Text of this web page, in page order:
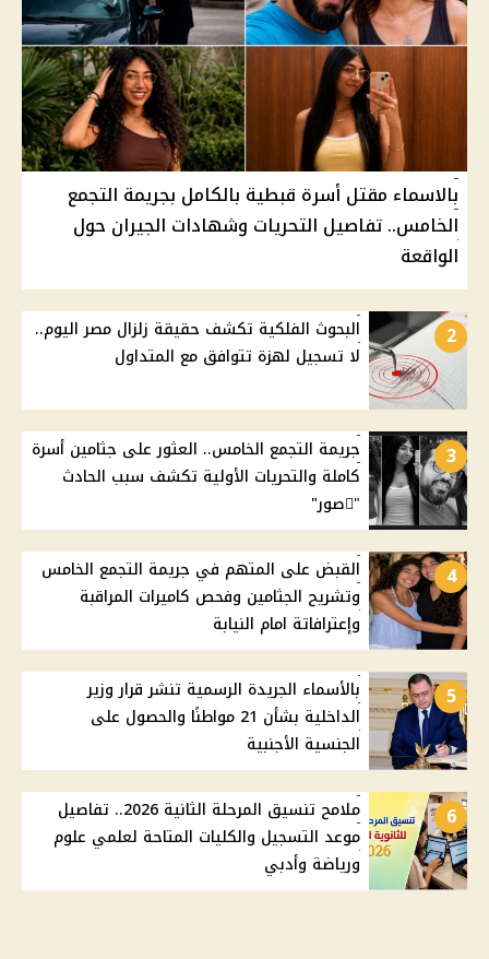
بالاسماء مقتل أسرة قبطية بالكامل بجريمة التجمع
الخامس.. تفاصيل التحريات وشهادات الجيران حول
الواقعة
2
البحوث الفلكية تكشف حقيقة زلزال مصر اليوم..
لا تسجيل لهزة تتوافق مع المتداول
3
جريمة التجمع الخامس.. العثور على جثامين أسرة
كاملة والتحريات الأولية تكشف سبب الحادث
"ًصور"
4
القبض على المتهم في جريمة التجمع الخامس
وتشريح الجثامين وفحص كاميرات المراقبة
وإعترافاتة امام النيابة
5
بالأسماء الجريدة الرسمية تنشر قرار وزير
الداخلية بشأن 21 مواطنًا والحصول على
الجنسية الأجنبية
6
ملامح تنسيق المرحلة الثانية 2026.. تفاصيل
موعد التسجيل والكليات المتاحة لعلمي علوم
ورياضة وأدبي